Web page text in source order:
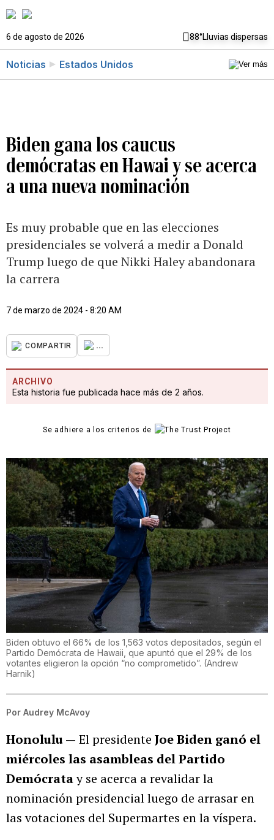
6 de agosto de 2026 88°Lluvias dispersas
Noticias Estados Unidos
Biden gana los caucus
demócratas en Hawai y se acerca
a una nueva nominación
Es muy probable que en las elecciones
presidenciales se volverá a medir a Donald
Trump luego de que Nikki Haley abandonara
la carrera
7 de marzo de 2024 - 8:20 AM
COMPARTIR ...
ARCHIVO
Esta historia fue publicada hace más de 2 años.
Se adhiere a los criterios de
Biden obtuvo el 66% de los 1,563 votos depositados, según el
Partido Demócrata de Hawaii, que apuntó que el 29% de los
votantes eligieron la opción “no comprometido”. (Andrew
Harnik)
Por Audrey McAvoy
Honolulu — El presidente Joe Biden ganó el
miércoles las asambleas del Partido
Demócratay se acerca a revalidar la
nominación presidencial luego de arrasar en
las votaciones del Supermartes en la víspera.